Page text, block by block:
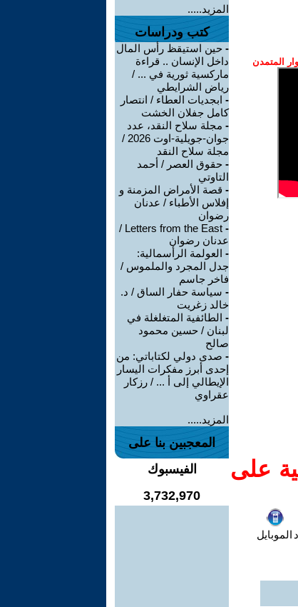
المتمدن
على
الموبايل
المزيد.....
كتب ودراسات
- حين استيقظ رأس المال
داخل الإنسان .. قراءة
ماركسية ثورية في ... /
رياض الشرايطي
- ابجديات العطاء / انتصار
كامل جفلان الخشت
- مجلة سلاح النقد، عدد
جوان-جويلية-اوت 2026 /
مجلة سلاح النقد
- حقوق العصر / أحمد
التاوتي
- قصة الأمراض المزمنة و
إفلاس الأطباء / عدنان
رضوان
-
Letters from the East /
عدنان رضوان
- العولمة الرأسمالية:
جدل المجرد والملموس /
فاخر جاسم
- سياسة حفار الساق / د.
خالد زغريت
- الطائفية المتغلغلة في
لبنان / حسين محمود
صالح
- صدى دولي لكتاباتي: من
إحدى أبرز مفكرات اليسار
الإيطالي إلى أ ... / رزكار
عقراوي
المزيد.....
المعجبين بنا على
الفيسبوك
3,732,970